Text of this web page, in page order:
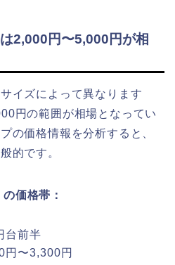
2,000円〜5,000円が相
イズによって異なります
円の範囲が相場となってい
の価格情報を分析すると、
的です。
価格帯：
台前半
円〜3,300円